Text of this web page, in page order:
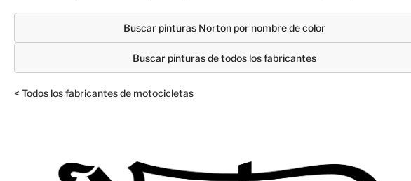
Buscar pinturas Norton por nombre de color
Buscar pinturas de todos los fabricantes
< Todos los fabricantes de motocicletas